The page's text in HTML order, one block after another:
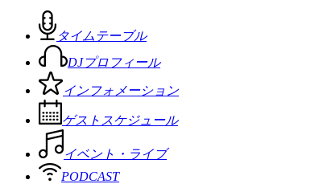
タイムテーブル
DJプロフィール
インフォメーション
ゲストスケジュール
イベント・ライブ
PODCAST